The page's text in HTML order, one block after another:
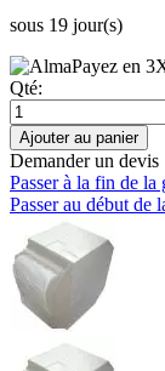
sous 19 jour(s)
Payez en
Qté:
Ajouter au panier
Demander un devis
Passer à la fin de la
Passer au début de